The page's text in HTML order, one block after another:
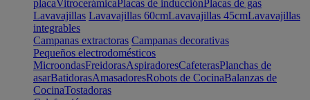
placaVitrocerámicaPlacas de inducciónPlacas de gas
Lavavajillas Lavavajillas 60cmLavavajillas 45cmLavavajillas
integrables
Campanas extractoras Campanas decorativas
Pequeños electrodomésticos
MicroondasFreidorasAspiradoresCafeterasPlanchas de
asarBatidorasAmasadoresRobots de CocinaBalanzas de
CocinaTostadoras